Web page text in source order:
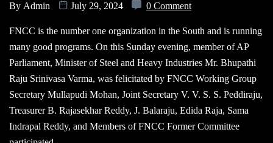
By Admin July 29, 2024 0 Comment
FNCC is the number one organization in the South and is running
many good programs. On this Sunday evening, member of AP
Parliament, Minister of Steel and Heavy Industries Mr. Bhupathi
Raju Srinivasa Varma, was felicitated by FNCC Working Group
Secretary Mullapudi Mohan, Joint Secretary V. V. S. S. Peddiraju,
Treasurer B. Rajasekhar Reddy, J. Balaraju, Edida Raja, Sama
Indrapal Reddy, and Members of FNCC Former Committee